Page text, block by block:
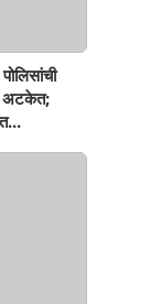
अटकेत;